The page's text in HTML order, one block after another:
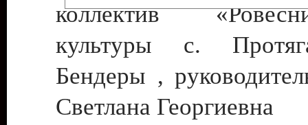
коллектив
культуры с.
Бендеры ,
Светлана Георгиевна